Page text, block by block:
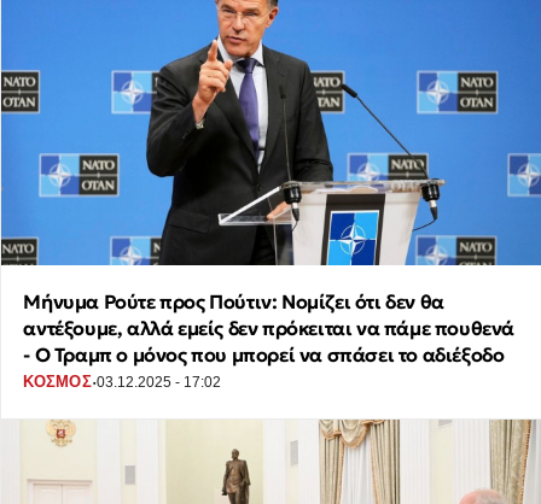
Μήνυμα Ρούτε προς Πούτιν: Νομίζει ότι δεν θα
αντέξουμε, αλλά εμείς δεν πρόκειται να πάμε πουθενά
- Ο Τραμπ ο μόνος που μπορεί να σπάσει το αδιέξοδο
ΚΟΣΜΟΣ·03.12.2025 - 17:02